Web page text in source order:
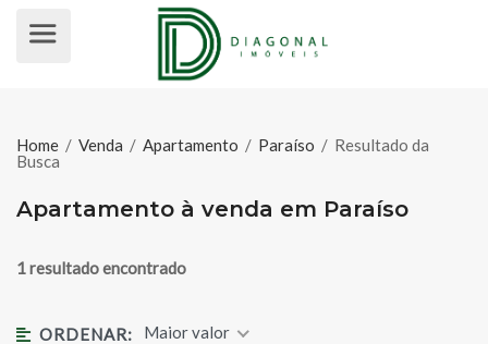
Home / Venda / Apartamento / Paraíso / Resultado da
Busca
Apartamento à venda em Paraíso
1 resultado encontrado
ORDENAR: Maior valor